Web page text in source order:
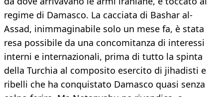
regime di Damasco. La cacciata di Bashar al-
Assad, inimmaginabile solo un mese fa, è stata
resa possibile da una concomitanza di interessi
interni e internazionali, prima di tutto la spinta
della Turchia al composito esercito di jihadisti e
ribelli che ha conquistato Damasco quasi senza